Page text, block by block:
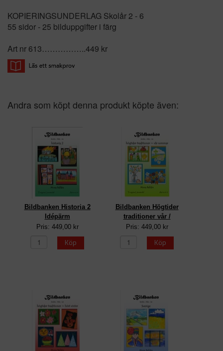
KOPIERINGSUNDERLAG Skolår 2 - 6
55 sidor - 25 bilduppgifter i färg
Art nr 613……………..449 kr
Andra som köpt denna produkt köpte även:
Bildbanken Historia 2
Idépärm
Pris: 449,00 kr
Köp
Bildbanken Högtider
traditioner vår /
Pris: 449,00 kr
Köp